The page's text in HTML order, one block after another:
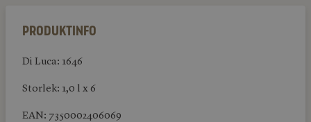
Produktinfo
Di Luca: 1646
Storlek: 1,0 l x 6
EAN: 7350002406069